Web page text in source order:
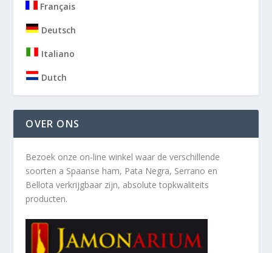
Français
Deutsch
Italiano
Dutch
OVER ONS
Bezoek onze on-line winkel waar de verschillende
soorten a Spaanse ham, Pata Negra, Serrano en
Bellota verkrijgbaar zijn, absolute topkwaliteits
producten.